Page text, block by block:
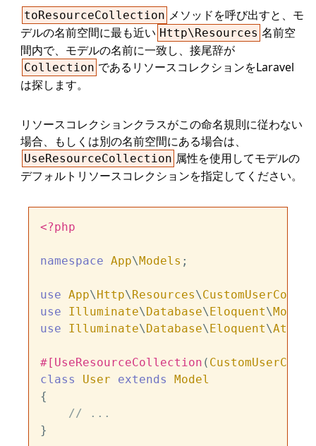
toResourceCollection メソッドを呼び出すと、モ
デルの名前空間に最も近い Http\Resources 名前空
間内で、モデルの名前に一致し、接尾辞が
Collection であるリソースコレクションをLaravel
は探します。
リソースコレクションクラスがこの命名規則に従わない
場合、もしくは別の名前空間にある場合は、
UseResourceCollection 属性を使用してモデルの
デフォルトリソースコレクションを指定してください。
<?php
namespace App\Models ;
use App\Http\Resources\
use
Illuminate\Database\Eloquent\Model
use
Illuminate\Database\Eloquent\
#[UseResourceCollection (
class
User extends
Model
{
// ...